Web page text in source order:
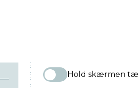
Hold skærmen